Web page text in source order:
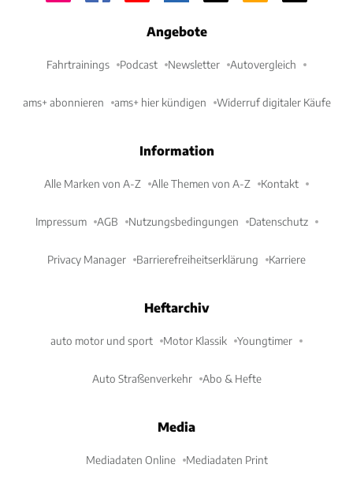
Angebote
Fahrtrainings Podcast Newsletter Autovergleich
ams+ abonnieren ams+ hier kündigen Widerruf digitaler Käufe
Information
Alle Marken von A-Z Alle Themen von A-Z Kontakt
Impressum AGB Nutzungsbedingungen Datenschutz
Privacy Manager Barrierefreiheitserklärung Karriere
Heftarchiv
auto motor und sport Motor Klassik Youngtimer
Auto Straßenverkehr Abo & Hefte
Media
Mediadaten Online Mediadaten Print